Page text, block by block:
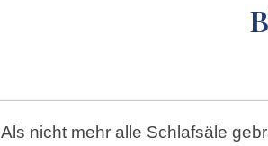
Als nicht mehr alle Schlafsäle